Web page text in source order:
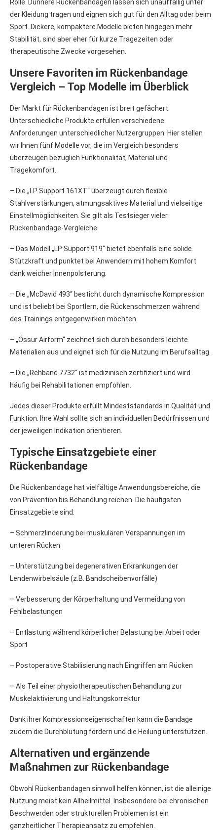
Rolle. Dünnere Rückenbandagen lassen sich unauffällig unter
der Kleidung tragen und eignen sich gut für den Alltag oder beim
Sport. Dickere, kompaktere Modelle bieten hingegen mehr
Stabilität, sind aber eher für kurze Tragezeiten oder
therapeutische Zwecke vorgesehen.
Unsere Favoriten im Rückenbandage
Vergleich – Top Modelle im Überblick
Der Markt für Rückenbandagen ist breit gefächert.
Unterschiedliche Produkte erfüllen verschiedene
Anforderungen unterschiedlicher Nutzergruppen. Hier stellen
wir Ihnen fünf Modelle vor, die im Vergleich besonders
überzeugen bezüglich Funktionalität, Material und
Tragekomfort.
– Die „LP Support 161XT“ überzeugt durch flexible
Stahlverstärkungen, atmungsaktives Material und vielseitige
Einstellmöglichkeiten. Sie gilt als Testsieger vieler
Rückenbandage-Vergleiche.
– Das Modell „LP Support 919“ bietet ebenfalls eine solide
Stützkraft und punktet bei Anwendern mit hohem Komfort
dank weicher Innenpolsterung.
– Die „McDavid 493“ besticht durch dynamische Kompression
und ist beliebt bei Sportlern, die Rückenschmerzen während
des Trainings entgegenwirken möchten.
– „Össur Airform“ zeichnet sich durch besonders leichte
Materialien aus und eignet sich für die Nutzung im Berufsalltag.
– Die „Rehband 7732“ ist medizinisch zertifiziert und wird
häufig bei Rehabilitationen empfohlen.
Jedes dieser Produkte erfüllt Mindeststandards in Qualität und
Funktion. Ihre Wahl sollte sich an individuellen Bedürfnissen und
der jeweiligen Indikation orientieren.
Typische Einsatzgebiete einer
Rückenbandage
Die Rückenbandage hat vielfältige Anwendungsbereiche, die
von Prävention bis Behandlung reichen. Die häufigsten
Einsatzgebiete sind:
– Schmerzlinderung bei muskulären Verspannungen im
unteren Rücken
– Unterstützung bei degenerativen Erkrankungen der
Lendenwirbelsäule (z.B. Bandscheibenvorfälle)
– Verbesserung der Körperhaltung und Vermeidung von
Fehlbelastungen
– Entlastung während körperlicher Belastung bei Arbeit oder
Sport
– Postoperative Stabilisierung nach Eingriffen am Rücken
– Als Teil einer physiotherapeutischen Behandlung zur
Muskelaktivierung und Haltungskorrektur
Dank ihrer Kompressionseigenschaften kann die Bandage
zudem die Durchblutung fördern und die Heilung unterstützen.
Alternativen und ergänzende
Maßnahmen zur Rückenbandage
Obwohl Rückenbandagen sinnvoll helfen können, ist die alleinige
Nutzung meist kein Allheilmittel. Insbesondere bei chronischen
Beschwerden oder strukturellen Problemen ist ein
ganzheitlicher Therapieansatz zu empfehlen.